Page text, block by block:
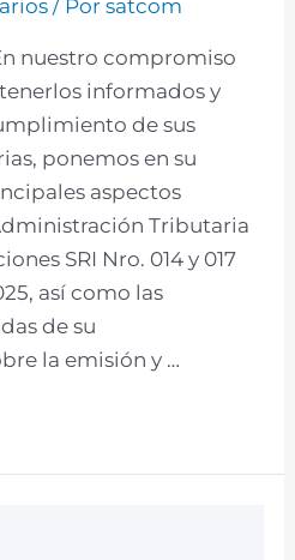
/ Porsatcom
nuestro compromiso
informados y
de sus
ponemos en su
aspectos
Tributaria
SRI Nro. 014 y 017
así como las
de su
la emisión y …